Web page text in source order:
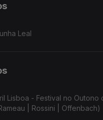
Leal
Lisboa - Festival no
| Rossini | Offenbach)